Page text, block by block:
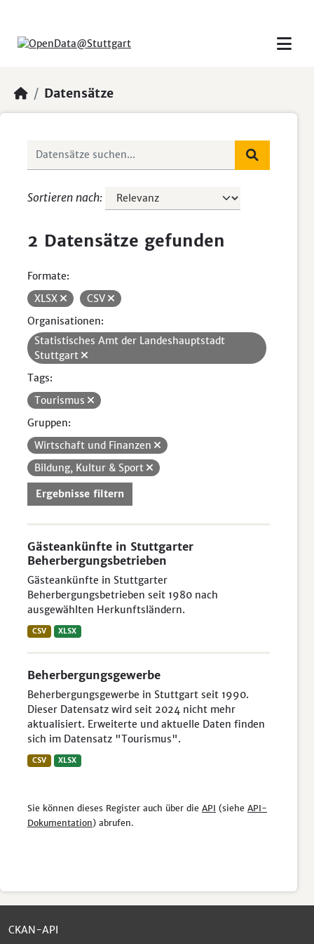
Datensätze
Sortieren nach
2 Datensätze gefunden
Formate:
XLSX
CSV
Organisationen:
Statistisches Amt der Landeshauptstadt
Stuttgart
Tags:
Tourismus
Gruppen:
Wirtschaft und Finanzen
Bildung, Kultur & Sport
Ergebnisse filtern
Gästeankünfte in Stuttgarter
Beherbergungsbetrieben
Gästeankünfte in Stuttgarter
Beherbergungsbetrieben seit 1980 nach
ausgewählten Herkunftsländern.
CSV XLSX
Beherbergungsgewerbe
Beherbergungsgewerbe in Stuttgart seit 1990.
Dieser Datensatz wird seit 2024 nicht mehr
aktualisiert. Erweiterte und aktuelle Daten finden
sich im Datensatz "Tourismus".
CSV XLSX
Sie können dieses Register auch über die API (siehe API-
Dokumentation) abrufen.
CKAN-API